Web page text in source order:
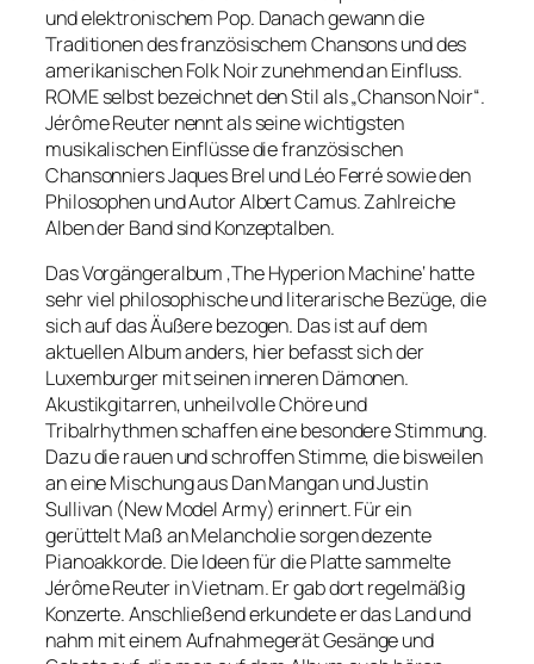
und elektronischem Pop. Danach gewann die
Traditionen des französischem Chansons und des
amerikanischen Folk Noir zunehmend an Einfluss.
ROME selbst bezeichnet den Stil als „Chanson Noir“.
Jérôme Reuter nennt als seine wichtigsten
musikalischen Einflüsse die französischen
Chansonniers Jaques Brel und Léo Ferré sowie den
Philosophen und Autor Albert Camus. Zahlreiche
Alben der Band sind Konzeptalben.
Das Vorgängeralbum ‚The Hyperion Machine‘ hatte
sehr viel philosophische und literarische Bezüge, die
sich auf das Äußere bezogen. Das ist auf dem
aktuellen Album anders, hier befasst sich der
Luxemburger mit seinen inneren Dämonen.
Akustikgitarren, unheilvolle Chöre und
Tribalrhythmen schaffen eine besondere Stimmung.
Dazu die rauen und schroffen Stimme, die bisweilen
an eine Mischung aus Dan Mangan und Justin
Sullivan (New Model Army) erinnert. Für ein
gerüttelt Maß an Melancholie sorgen dezente
Pianoakkorde. Die Ideen für die Platte sammelte
Jérôme Reuter in Vietnam. Er gab dort regelmäßig
Konzerte. Anschließend erkundete er das Land und
nahm mit einem Aufnahmegerät Gesänge und